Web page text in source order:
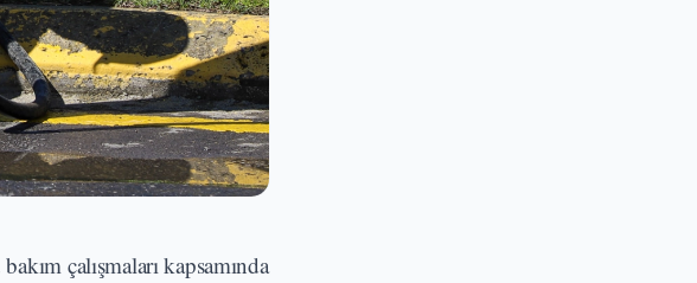
çalışmaları kapsamında